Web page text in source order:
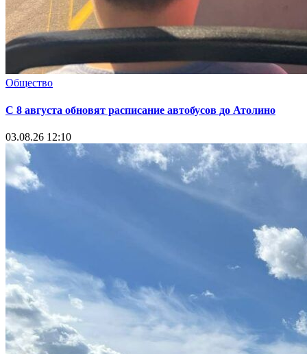
Общество
С 8 августа обновят расписание автобусов до Атолино
03.08.26 12:10